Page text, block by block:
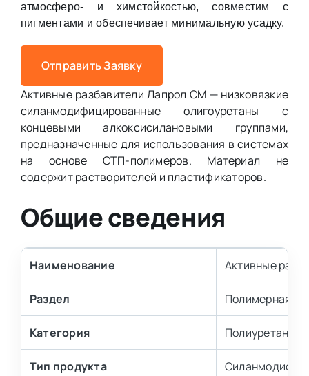
атмосферо- и химстойкостью, совместим с
пигментами и обеспечивает минимальную усадку.
Отправить Заявку
Активные разбавители Лапрол СМ — низковязкие
силанмодифицированные олигоуретаны с
концевыми алкоксисилановыми группами,
предназначенные для использования в системах
на основе СТП-полимеров. Материал не
содержит растворителей и пластификаторов.
Общие сведения
Наименование Активные
Раздел Полимерная и
Категория
Тип продукта